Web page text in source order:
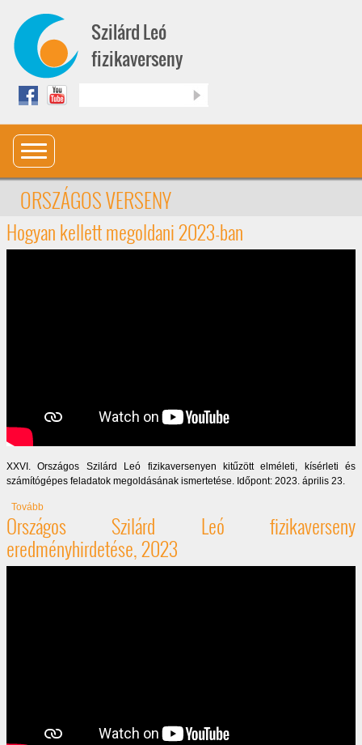
Szilárd Leó
fizikaverseny
ORSZÁGOS VERSENY
Hogyan kellett megoldani 2023-ban
XXVI. Országos Szilárd Leó fizikaversenyen kitűzött elméleti, kísérleti és
számítógépes feladatok megoldásának ismertetése. Időpont: 2023. április 23.
Tovább(Hogyan kellett megoldani 2023-ban)
Országos Szilárd Leó fizikaverseny
eredményhirdetése, 2023